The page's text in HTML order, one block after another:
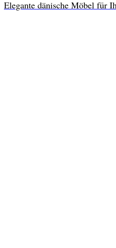
Elegante dänische Möbel für